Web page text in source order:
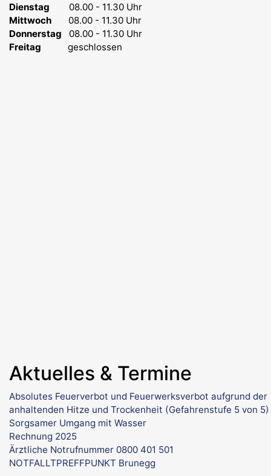
Dienstag 08.00 - 11.30 Uhr
Mittwoch 08.00 - 11.30 Uhr
Donnerstag 08.00 - 11.30 Uhr
Freitag geschlossen
Aktuelles & Termine
Absolutes Feuerverbot und Feuerwerksverbot aufgrund der
anhaltenden Hitze und Trockenheit (Gefahrenstufe 5 von 5)
Sorgsamer Umgang mit Wasser
Rechnung 2025
Ärztliche Notrufnummer 0800 401 501
NOTFALLTPREFFPUNKT Brunegg